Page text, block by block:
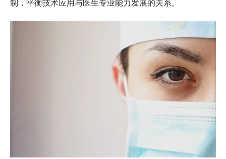
制，平衡技术应用与医生专业能力发展的关系。